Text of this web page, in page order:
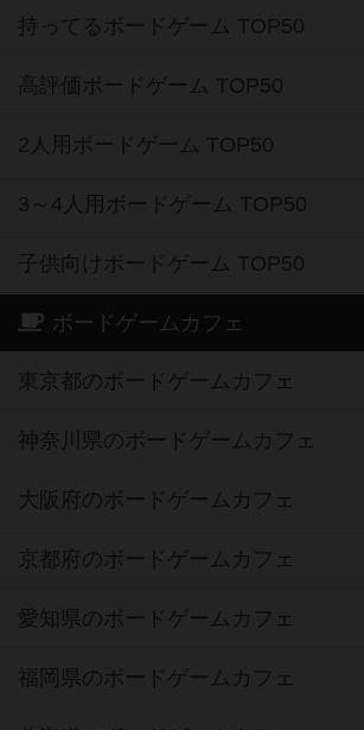
持ってるボードゲーム TOP50
高評価ボードゲーム TOP50
2人用ボードゲーム TOP50
3～4人用ボードゲーム TOP50
子供向けボードゲーム TOP50
ボードゲームカフェ
東京都のボードゲームカフェ
神奈川県のボードゲームカフェ
大阪府のボードゲームカフェ
京都府のボードゲームカフェ
愛知県のボードゲームカフェ
福岡県のボードゲームカフェ